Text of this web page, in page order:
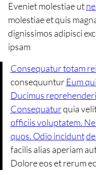
Eveniet molestiae ut
molestiae et quis
dignissimos adipisci
ipsam
Consequatur totam
consequunturEum
Ducimus
Consequaturquia
officiis voluptatem.
quos. Odio incidunt
facilis alias aperiam
Dolore eos et rerum